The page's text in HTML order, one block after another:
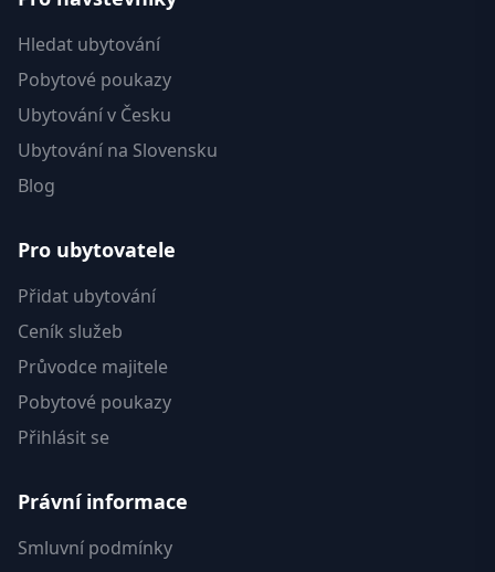
Hledat ubytování
Pobytové poukazy
Ubytování v Česku
Ubytování na Slovensku
Blog
Pro ubytovatele
Přidat ubytování
Ceník služeb
Průvodce majitele
Pobytové poukazy
Přihlásit se
Právní informace
Smluvní podmínky